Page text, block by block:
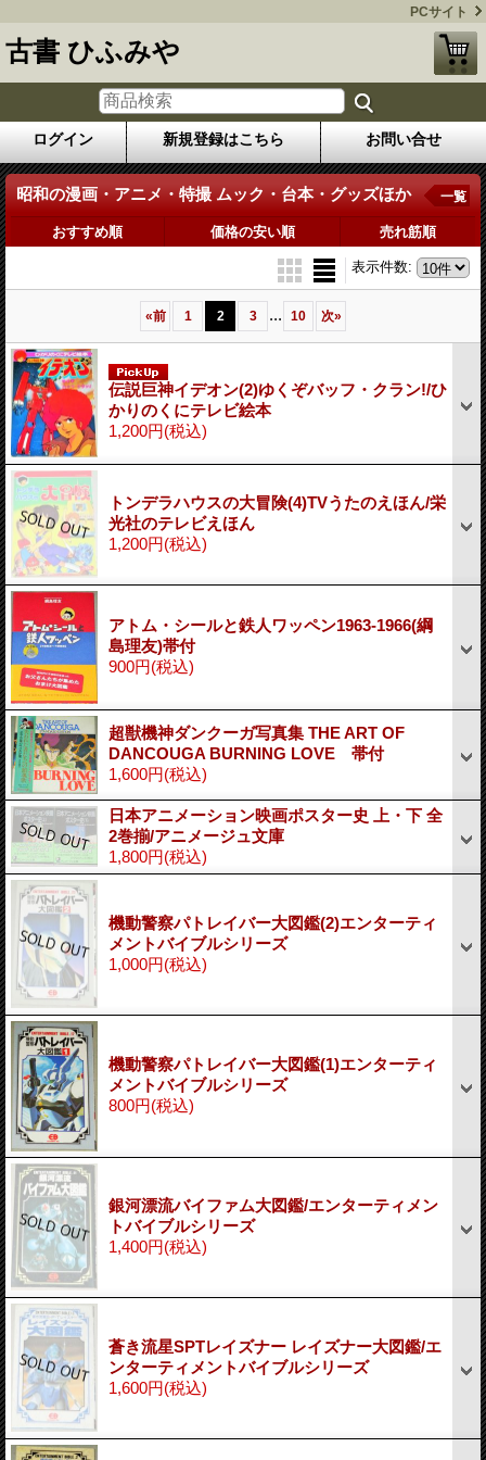
PCサイト
古書 ひふみや
ログイン 新規登録はこちら お問い合せ
昭和の漫画・アニメ・特撮 ムック・台本・グッズほか 一覧
おすすめ順 価格の安い順 売れ筋順
表示件数:
«前 1 2 3 ... 10 次»
伝説巨神イデオン(2)ゆくぞバッフ・クラン!/ひ
かりのくにテレビ絵本
1,200円(税込)
トンデラハウスの大冒険(4)TVうたのえほん/栄
光社のテレビえほん
1,200円(税込)
アトム・シールと鉄人ワッペン1963-1966(綱
島理友)帯付
900円(税込)
超獣機神ダンクーガ写真集 THE ART OF
DANCOUGA BURNING LOVE 帯付
1,600円(税込)
日本アニメーション映画ポスター史 上・下 全
2巻揃/アニメージュ文庫
1,800円(税込)
機動警察パトレイバー大図鑑(2)エンターティ
メントバイブルシリーズ
1,000円(税込)
機動警察パトレイバー大図鑑(1)エンターティ
メントバイブルシリーズ
800円(税込)
銀河漂流バイファム大図鑑/エンターティメン
トバイブルシリーズ
1,400円(税込)
蒼き流星SPTレイズナー レイズナー大図鑑/エ
ンターティメントバイブルシリーズ
1,600円(税込)